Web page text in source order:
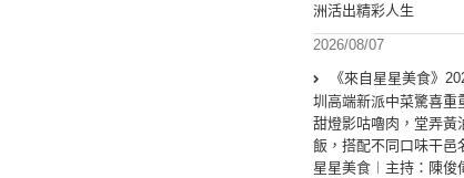
洲活出精彩人生
2026/08/07
《來自星星美食》
圳高端新派中菜驚喜重
甜燈影咕嚕肉，堂弄黃
飯，搭配不同口味干邑
星星美食︱主持：陳俊